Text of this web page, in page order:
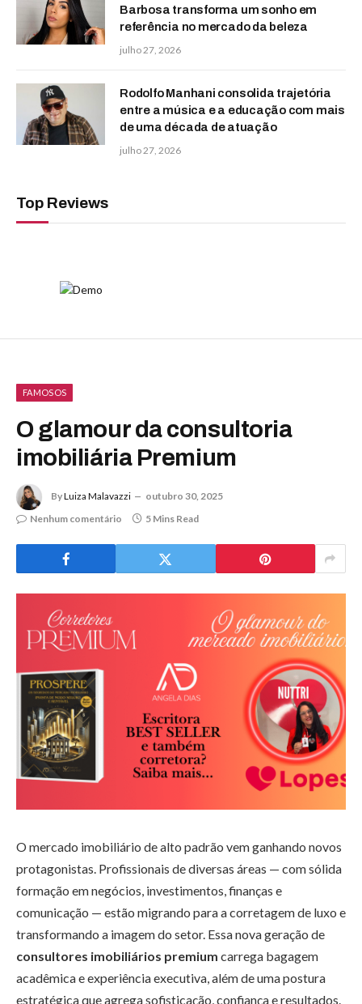
Barbosa transforma um sonho em
referência no mercado da beleza
julho 27, 2026
Rodolfo Manhani consolida trajetória
entre a música e a educação com mais
de uma década de atuação
julho 27, 2026
Top Reviews
FAMOSOS
O glamour da consultoria
imobiliária Premium
ByLuiza Malavazzi
outubro 30, 2025
Nenhum comentário
5 Mins Read
O mercado imobiliário de alto padrão vem ganhando novos
protagonistas. Profissionais de diversas áreas — com sólida
formação em negócios, investimentos, finanças e
comunicação — estão migrando para a corretagem de luxo e
transformando a imagem do setor. Essa nova geração de
consultores imobiliários premium carrega bagagem
acadêmica e experiência executiva, além de uma postura
estratégica que agrega sofisticação, confiança e resultados.